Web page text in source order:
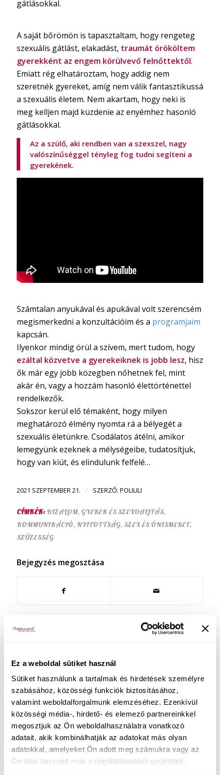
Ez a weboldal sütiket használ
Sütiket használunk a tartalmak és hirdetések személyre
szabásához, közösségi funkciók biztosításához,
valamint weboldalforgalmunk elemzéséhez. Ezenkívül
közösségi média-, hirdető- és elemező partnereinkkel
megosztjuk az Ön weboldalhasználatra vonatkozó
adatait, akik kombinálhatják az adatokat más olyan
adatokkal, amelyeket Ön adott meg számukra vagy az
Ön által használt más szolgáltatásokból gyűjtöttek.
gátlásokkal.
A saját bőrömön is tapasztaltam, hogy rengeteg
szexuális gátlást, elakadást, traumát örököltem
gyerekként az engem körülvevő felnőttektől.
Emiatt rég elhatároztam, hogy addig nem
szeretnék gyereket, amíg nem válik fantasztikussá
a szexuális életem. Nem akartam, hogy neki is
meg kelljen majd küzdenie az enyémhez hasonló
gátlásokkal.
Az a szülő, aki rendben van a szexszel, nagy
valószínűséggel tényleg fog tudni segíteni a
gyerekének.
Számtalan anyukával és apukával volt szerencsém
megismerkedni a konzultációim és a programjaim
kapcsán.
Ilyenkor mindig örül a szívem, mert tudom, hogy
ezáltal közvetve a gyerekeiknek is jobb lesz, hisz
ők már egy jobb közegben nőhetnek fel, mint
akár én, vagy a hozzám hasonló élettörténettel
rendelkezők.
Sokszor kerül elő témaként, hogy milyen
meghatározó élmény nyomta rá a bélyegét a
szexuális életünkre. Csodálatos átélni, amikor
lemegyünk ezeknek a mélységeibe, tudatosítjuk,
hogy van kiút, és elindulunk felfelé…
2021 SZEPTEMBER 21. / SZERZŐ: POLILILI
CÍMKÉK: BIZALOM, GYEREK ÉS SZEXUALITÁS,
KOMMUNIKÁCIÓ, NYITOTTSÁG, SZEX ÉS ÖNISMERET,
SZÜZESSÉG
Bejegyzés megosztása
Közelgő eseményeim:
Augusztus 6. Szex-újraindító est
Élő online előadáson segítek neked a
mindennapokba visszahozni az intimitást és
minőségi szexuális kapcsolódást. Az alkalom 2.
felében kérdezhetsz is – szexológusként